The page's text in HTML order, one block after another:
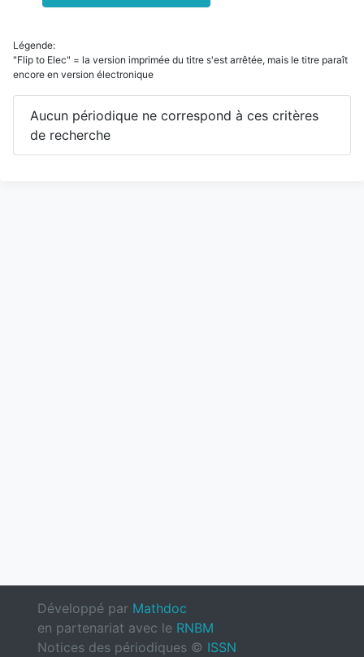
Légende:
"Flip to Elec" = la version imprimée du titre s'est arrêtée, mais le titre paraît
encore en version électronique
Aucun périodique ne correspond à ces critères
de recherche
Développé par Mathdoc
en partenariat avec le RNBM
Notices des périodiques © ISSN